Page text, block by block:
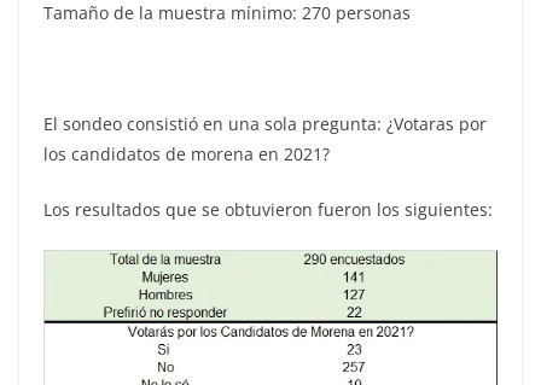
Tamaño de la muestra mínimo: 270 personas
El sondeo consistió en una sola pregunta: ¿Votaras por
los candidatos de morena en 2021?
Los resultados que se obtuvieron fueron los siguientes: